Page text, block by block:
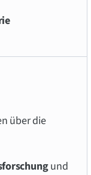
über die
und